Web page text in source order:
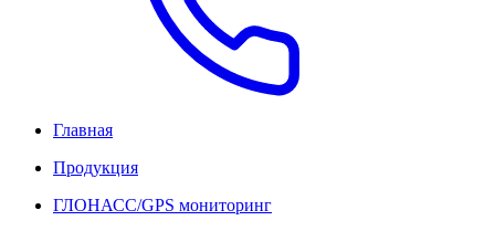
Главная
Продукция
ГЛОНАСС/GPS мониторинг